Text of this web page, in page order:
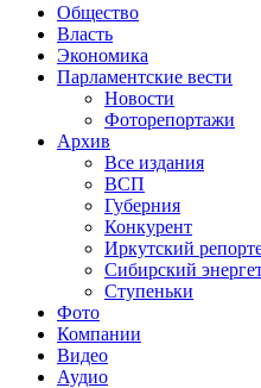
Общество
Власть
Экономика
Парламентские вести
Новости
Фоторепортажи
Архив
Все издания
ВСП
Губерния
Конкурент
Иркутский
Сибирский
Ступеньки
Фото
Компании
Видео
Аудио